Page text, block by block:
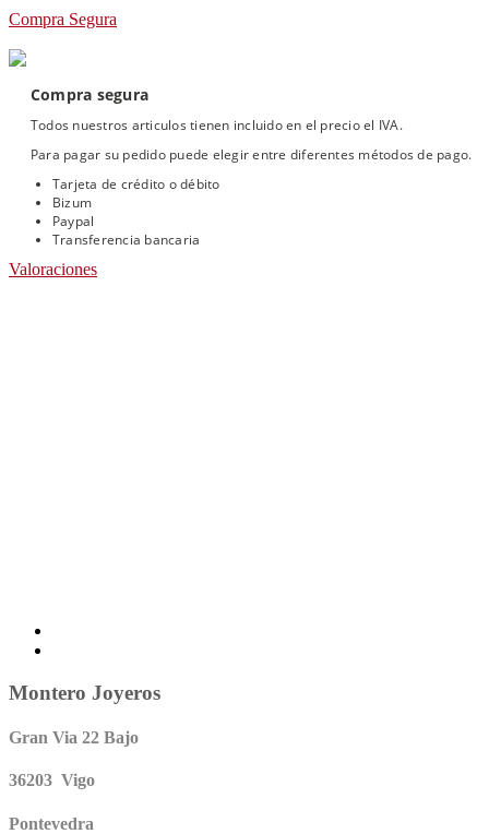
Compra Segura
Compra segura
Todos nuestros articulos tienen incluido en el precio el IVA.
Para pagar su pedido puede elegir entre diferentes métodos de pago.
Tarjeta de crédito o débito
Bizum
Paypal
Transferencia bancaria
Valoraciones
Montero Joyeros
Gran Via 22 Bajo
36203 Vigo
Pontevedra